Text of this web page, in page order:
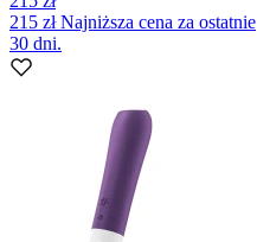
215 złNajniższa cena za ostatnie
30 dni.